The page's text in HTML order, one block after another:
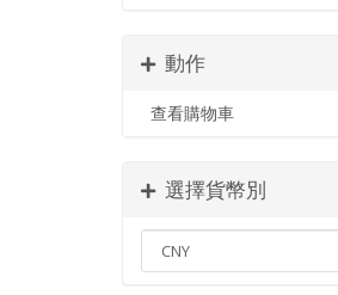
動作
查看購物車
選擇貨幣別